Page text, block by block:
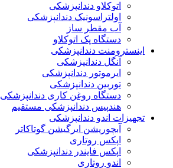
اتوکلاو دندانپزشکی
اولتراسونیک دندانپزشکی
آب مقطر ساز
دستگاه پک اتوکلاو
اینسترومنت دندانپزشکی
آنگل دندانپزشکی
ایرموتور دندانپزشکی
توربین دندانپزشکی
دستگاه روغن کاری دندانپزشکی
هندپیس دندانپزشکی مستقیم
تجهیزات اندو دندانپزشکی
آبچوریشن ایرگیشن گوتاکاتر
اپکس روتاری
اپکس فایندر دندانپزشکی
اندو روتاری